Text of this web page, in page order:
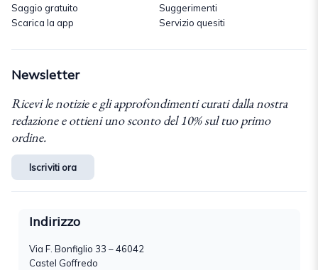
Saggio gratuito
Scarica la app
Suggerimenti
Servizio quesiti
Newsletter
Ricevi le notizie e gli approfondimenti curati dalla nostra
redazione e ottieni uno sconto del 10% sul tuo primo
ordine.
Iscriviti ora
Indirizzo
Via F. Bonfiglio 33 – 46042
Castel Goffredo